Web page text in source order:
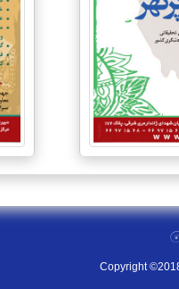
Copyright